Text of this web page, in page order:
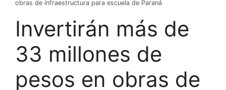
obras de infraestructura para escuela de Paraná
Invertirán más de
33 millones de
pesos en obras de